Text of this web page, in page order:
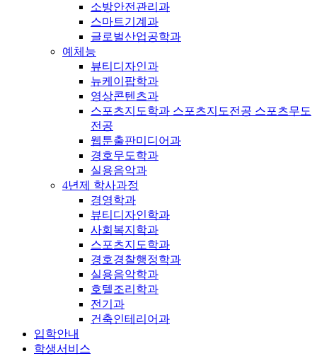
소방안전관리과
스마트기계과
글로벌산업공학과
예체능
뷰티디자인과
뉴케이팝학과
영상콘텐츠과
스포츠지도학과 스포츠지도전공 스포츠무도
전공
웹툰출판미디어과
경호무도학과
실용음악과
4년제 학사과정
경영학과
뷰티디자인학과
사회복지학과
스포츠지도학과
경호경찰행정학과
실용음악학과
호텔조리학과
전기과
건축인테리어과
입학안내
학생서비스